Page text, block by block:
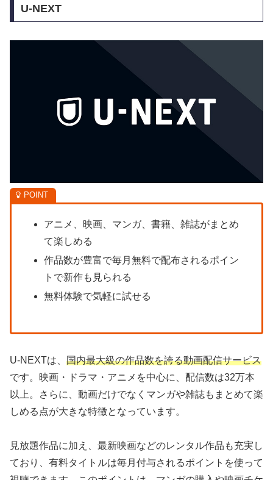
U-NEXT
アニメ、映画、マンガ、書籍、雑誌がまとめ
て楽しめる
作品数が豊富で毎月無料で配布されるポイン
トで新作も見られる
無料体験で気軽に試せる
U-NEXTは、 国内最大級の作品数を誇る動画配信サービス
です。映画・ドラマ・アニメを中心に、配信数は32万本
以上。さらに、動画だけでなくマンガや雑誌もまとめて楽
しめる点が大きな特徴となっています。
見放題作品に加え、最新映画などのレンタル作品も充実し
ており、有料タイトルは毎月付与されるポイントを使って